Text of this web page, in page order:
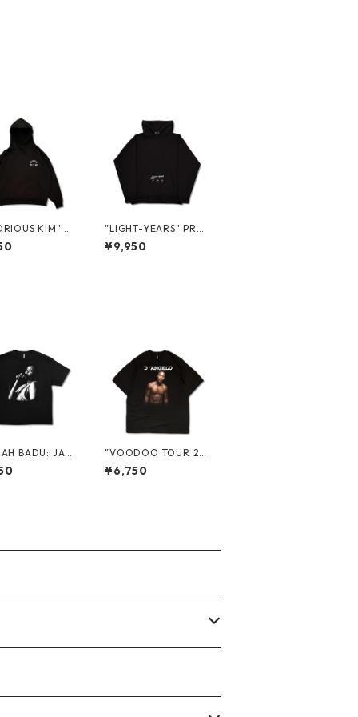
KIM" P
HOODIE
"LIGHT-YEARS" PRO
MO PULLOVER HOO
DIE
¥9,950
BADU: JAP
PROMO S/
"VOODOO TOUR 20
00" TOUR S/S TEE
¥6,750